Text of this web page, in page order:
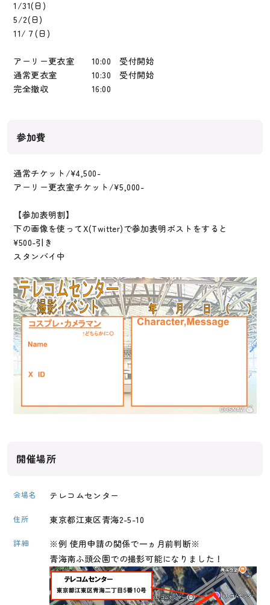
1/31(日)
5/2(日)
11/７(日)
アーリー更衣室 10:00 受付開始
通常更衣室 10:30 受付開始
完全撤収 16:00
参加費
通常チケット/¥4,500-
アーリー更衣室チケット/¥5,000-
【参加表明割】
下の画像を使ってX(Twitter)で参加表明ポストをすると
¥500-引き
スタンバイ中
開催場所
会場名 テレコムセンター
住所 東京都江東区青海2-5-10
詳細
※例 使用申請の関係で一ヵ月前判断※
青海南ふ頭公園での撮影可能になりました！